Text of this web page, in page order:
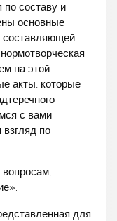
составу и
основные
составляющей
на этой
акты, которые
с вами
по
для